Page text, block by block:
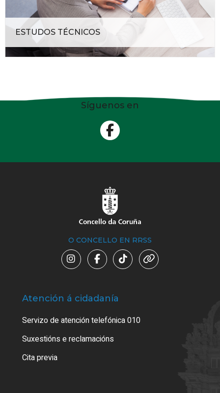
ESTUDOS TÉCNICOS
Síguenos en
O CONCELLO EN RRSS
Atención á cidadanía
Servizo de atención telefónica 010
Suxestións e reclamacións
Cita previa